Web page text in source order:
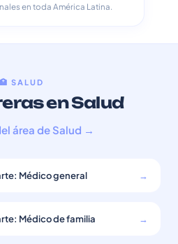
en toda América Latina.
🏥 SALUD
en Salud
área de Salud →
Médico general →
Médico de familia →